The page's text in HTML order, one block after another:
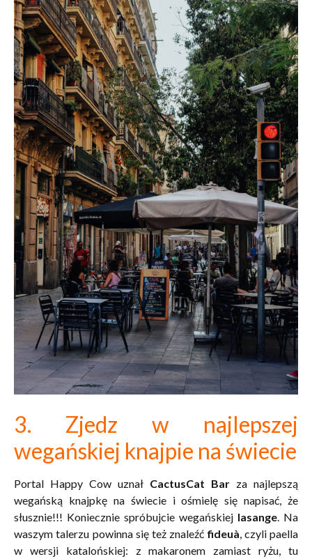
3. Zjedz w najlepszej
wegańskiej knajpie na świecie
Portal Happy Cow uznał CactusCat Bar za najlepszą
wegańską knajpkę na świecie i ośmielę się napisać, że
słusznie!!! Koniecznie spróbujcie wegańskiej lasange . Na
waszym talerzu powinna się też znaleźćfideuà , czyli paella
w wersji katalońskiej: z makaronem zamiast ryżu, tu